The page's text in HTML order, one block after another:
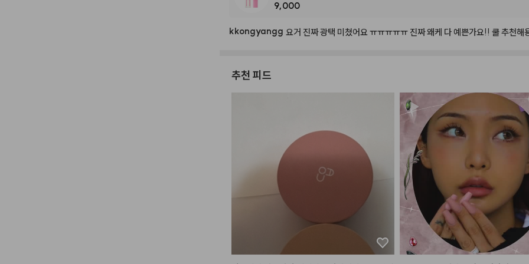
9,000
kkongyangg 요거 진짜광택 미쳤어요ㅠㅠㅠㅠㅠ 진짜왜케 다 예쁜가요!! 쿨추천해
추천 피드